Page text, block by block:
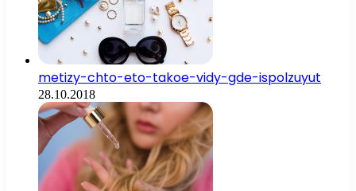
metizy-chto-eto-takoe-vidy-gde-ispolzuyut
28.10.2018